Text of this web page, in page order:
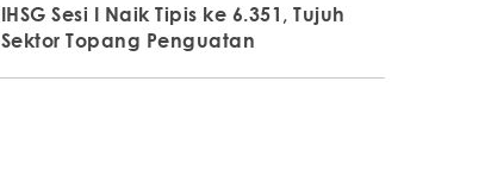
IHSG Sesi I Naik Tipis ke 6.351, Tujuh
Sektor Topang Penguatan